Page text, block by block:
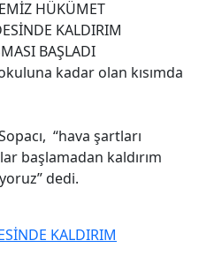
kadar olan kısımda
“hava şartları
başlamadan kaldırım
dedi.